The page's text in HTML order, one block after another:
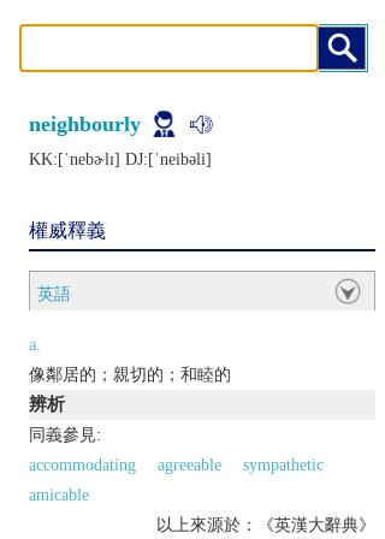
neighbourly
KK:[ˈnеbɚlɪ] DJ:[ˈnеibǝli]
權威釋義
英語
a.
像鄰居的；親切的；和睦的
辨析
同義參見:
accommodating
agreeable
sympathetic
amicable
以上來源於：《英漢大辭典》